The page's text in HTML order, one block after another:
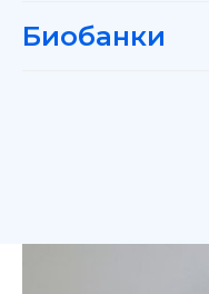
Биобанки